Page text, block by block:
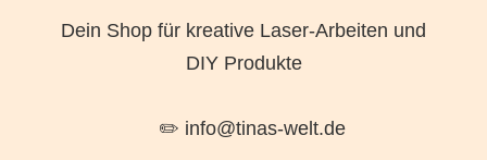
Dein Shop für kreative Laser-Arbeiten und
DIY Produkte
✏️ info@tinas-welt.de